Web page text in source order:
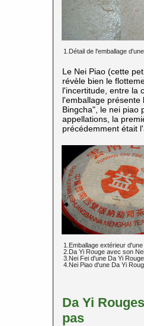
1.Détail de l'emballage
Le Nei Piao (cette
révèle bien le
l'incertitude, entre la
l'emballage présente
Bingcha", le nei piao
appellations, la
précédemment était
1.Emballage extérieur
2.Da Yi Rouge avec son
3.Nei Fei d'une Da Yi Rouge
4.Nei Piao d'une Da Yi
Da Yi
pas